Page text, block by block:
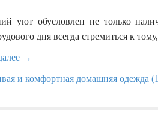
уют обусловлен не только
дня всегда стремиться к
→